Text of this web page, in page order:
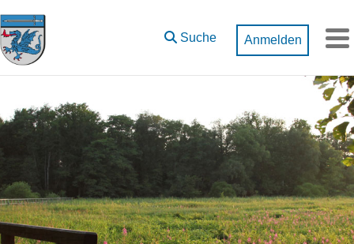
Zum Hauptinhalt springen
Suche Anmelden